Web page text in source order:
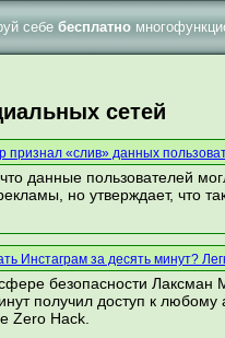
себе бесплатно
сетей
признал «слив» данных
данные пользователей
но утверждает, что
Инстаграм за десять минут?
безопасности
получил доступ к
Zero Hack.